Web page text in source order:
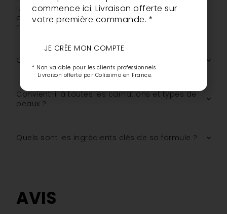
lumineuse en un seul geste. Sa texture crémeuse
permet d’illuminer, d’ombrer ou de sculpter le
regard facilement.
Quelle est sa finition ?
Convient-il à toutes les carnations et types de
peaux ?
Quels sont les ingrédients clés de sa formule ?
AVIS
commence ici. Livraison offerte sur
votre première commande. *
JE CRÉE MON COMPTE
* Non valable pour les clients professionnels.
Livraison offerte par Colissimo en France.